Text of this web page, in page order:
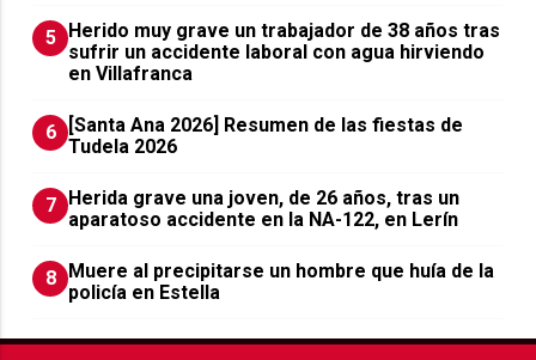
5 Herido muy grave un trabajador de 38 años tras
sufrir un accidente laboral con agua hirviendo
en Villafranca
6
[Santa Ana 2026] Resumen de las fiestas de
Tudela 2026
7 Herida grave una joven, de 26 años, tras un
aparatoso accidente en la NA-122, en Lerín
8 Muere al precipitarse un hombre que huía de la
policía en Estella